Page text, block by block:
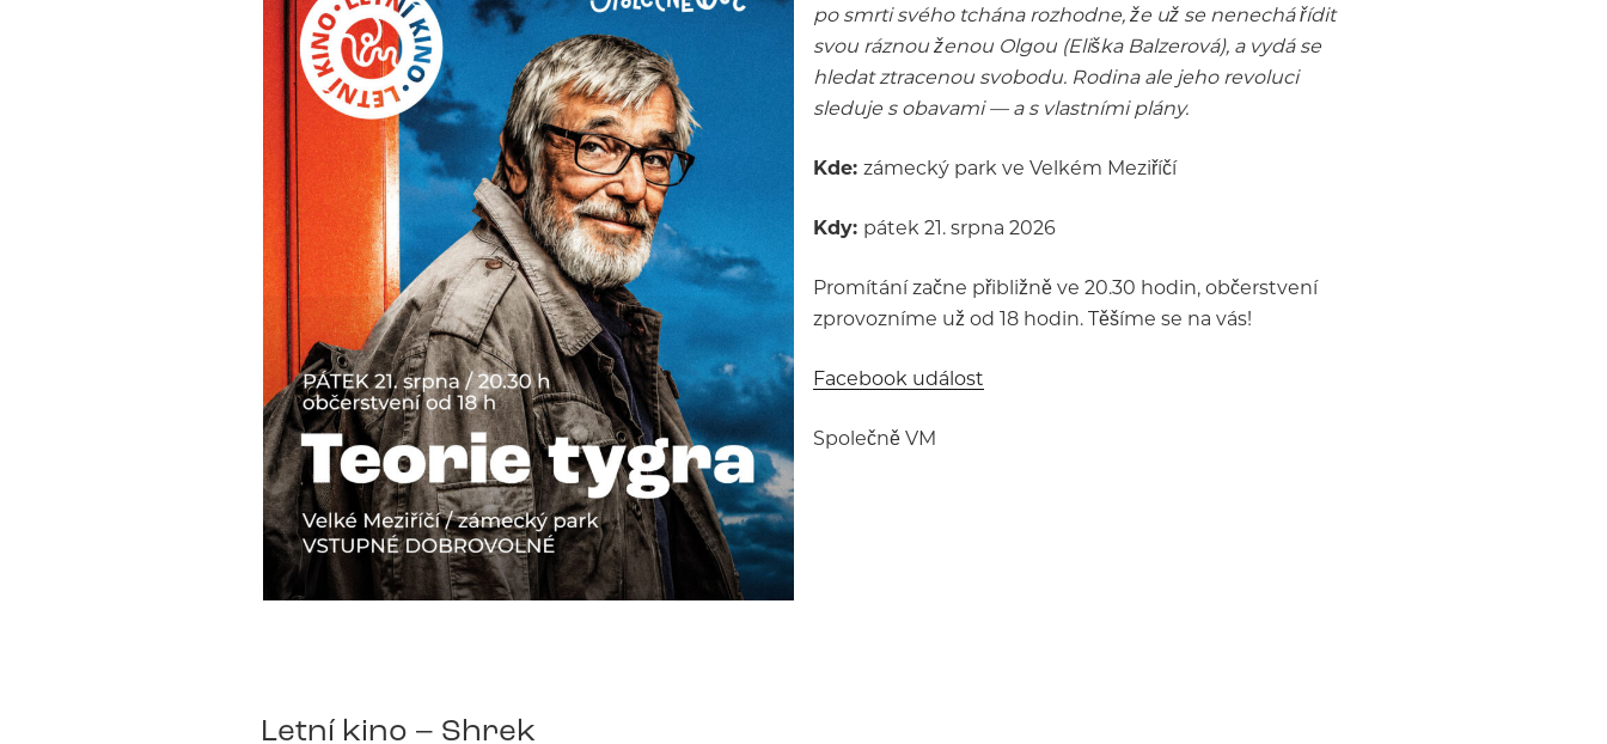
po smrti svého tchána rozhodne, že už se nenechá řídit
svou ráznou ženou Olgou (Eliška Balzerová), a vydá se
hledat ztracenou svobodu. Rodina ale jeho revoluci
sleduje s obavami — a s vlastními plány.
Kde: zámecký park ve Velkém Meziříčí
Kdy: pátek 21. srpna 2026
Promítání začne přibližně ve 20.30 hodin, občerstvení
zprovozníme už od 18 hodin. Těšíme se na vás!
Facebook událost
Společně VM
Letní kino – Shrek